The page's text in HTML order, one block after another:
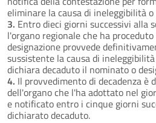
eliminare la causa di ineleggibilità
3. Entro dieci giorni successivi alla
l'organo regionale che ha
designazione provvede
sussistente la causa di
dichiara decaduto il nominato o
4. Il provvedimento di decadenza è
dell'organo che l'ha adottato nel
e notificato entro i cinque giorni
dichiarato decaduto.